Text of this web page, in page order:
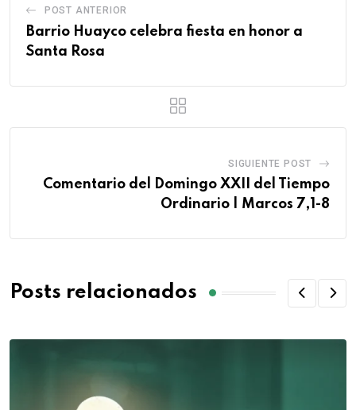
POST ANTERIOR
Barrio Huayco celebra fiesta en honor a
Santa Rosa
SIGUIENTE POST
Comentario del Domingo XXII del Tiempo
Ordinario | Marcos 7,1-8
Posts relacionados